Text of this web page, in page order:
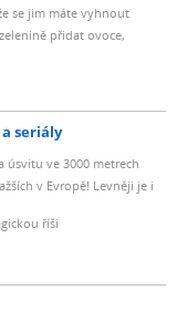
se jim máte vyhnout
přidat ovoce,
seriály
úsvitu ve 3000 metrech
v Evropě! Levněji je i
říši